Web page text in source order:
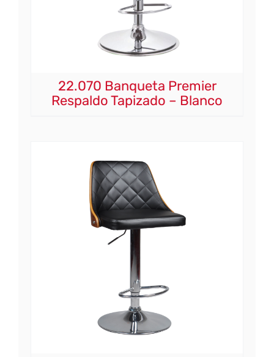
22.070 Banqueta Premier
Respaldo Tapizado – Blanco